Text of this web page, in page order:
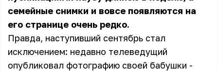
семейные снимки и вовсе появляются на
его странице очень редко.
Правда, наступивший сентябрь стал
исключением: недавно телеведущий
опубликовал фотографию своей бабушки -